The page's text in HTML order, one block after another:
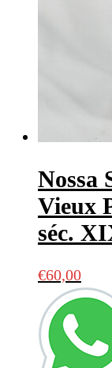
Nossa
Vieux
séc.
€60,00